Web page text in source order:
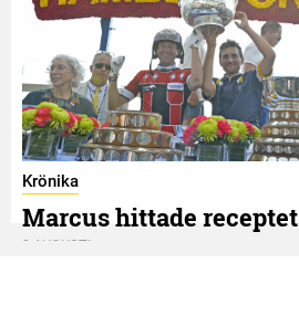
Krönika
Marcus hittade receptet
9 AUGUSTI